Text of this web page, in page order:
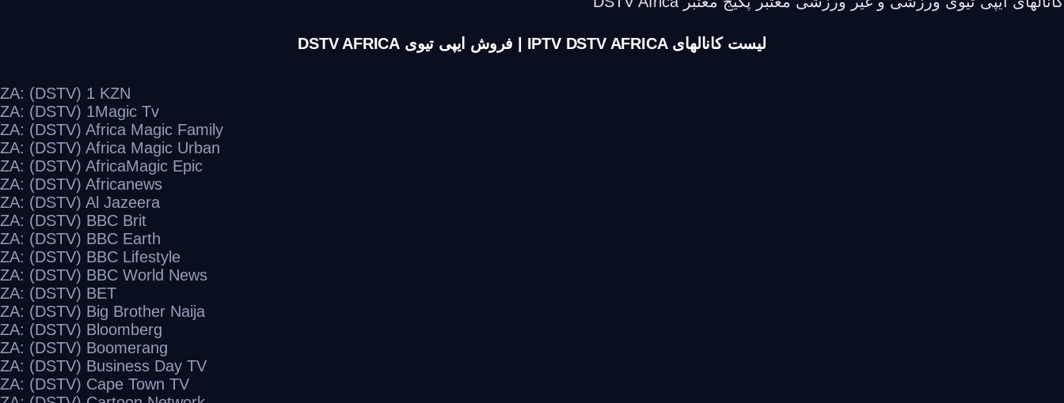
لیست کانالهای IPTV DSTV AFRICA | فروش ایپی تیوی DSTV AFRICA
ZA: (DSTV) 1 KZN
ZA: (DSTV) 1Magic Tv
ZA: (DSTV) Africa Magic Family
ZA: (DSTV) Africa Magic Urban
ZA: (DSTV) AfricaMagic Epic
ZA: (DSTV) Africanews
ZA: (DSTV) Al Jazeera
ZA: (DSTV) BBC Brit
ZA: (DSTV) BBC Earth
ZA: (DSTV) BBC Lifestyle
ZA: (DSTV) BBC World News
ZA: (DSTV) BET
ZA: (DSTV) Big Brother Naija
ZA: (DSTV) Bloomberg
ZA: (DSTV) Boomerang
ZA: (DSTV) Business Day TV
ZA: (DSTV) Cape Town TV